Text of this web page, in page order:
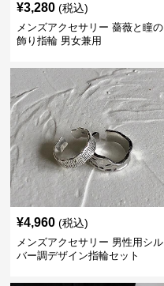
¥3,280 (税込)
メンズアクセサリー 薔薇と瞳の
飾り指輪 男女兼用
¥4,960 (税込)
メンズアクセサリー 男性用シル
バー調デザイン指輪セット